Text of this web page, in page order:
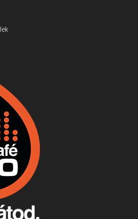
Jackfall
bab és homár
testünk meghálálja!